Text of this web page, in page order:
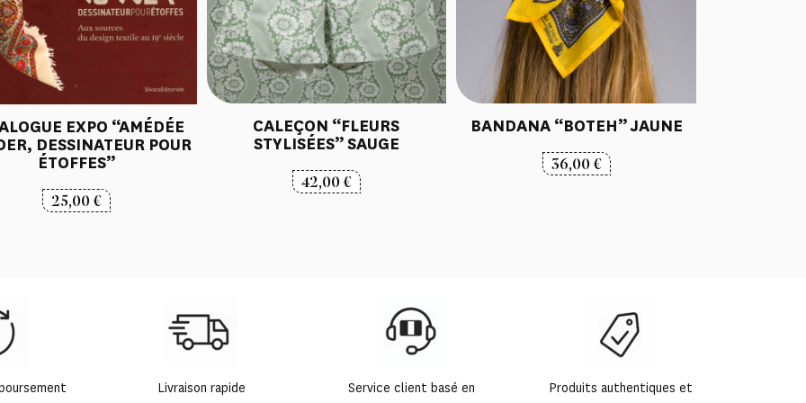
EXPO “AMÉDÉE
DESSINATEUR POUR
ÉTOFFES”
25,00€
CALEÇON “FLEURS
STYLISÉES” SAUGE
42,00€
BANDANA “BOTEH” JAUNE
36,00€
Livraison rapide
Service client basé en
Produits authentiques et